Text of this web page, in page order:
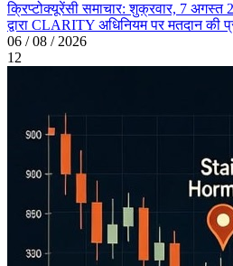
क्रिप्टोक्यूरेंसी समाचार: शुक्रवार, 7 अगस्त
द्वारा CLARITY अधिनियम पर मतदान की
06 / 08 / 2026
12